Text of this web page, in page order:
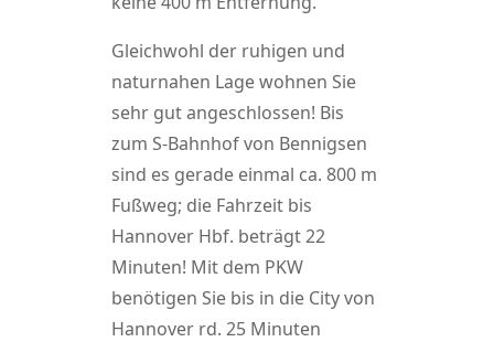
Gleichwohl der ruhigen und
naturnahen Lage wohnen Sie
sehr gut angeschlossen! Bis
zum S-Bahnhof von Bennigsen
sind es gerade einmal ca. 800 m
Fußweg; die Fahrzeit bis
Hannover Hbf. beträgt 22
Minuten! Mit dem PKW
benötigen Sie bis in die City von
Hannover rd. 25 Minuten